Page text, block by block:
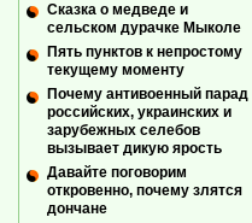
Сказка о медведе и
сельском дурачке Мыколе
Пять пунктов к непростому
текущему моменту
Почему антивоенный парад
российских, украинских и
зарубежных селебов
вызывает дикую ярость
Давайте поговорим
откровенно, почему злятся
дончане